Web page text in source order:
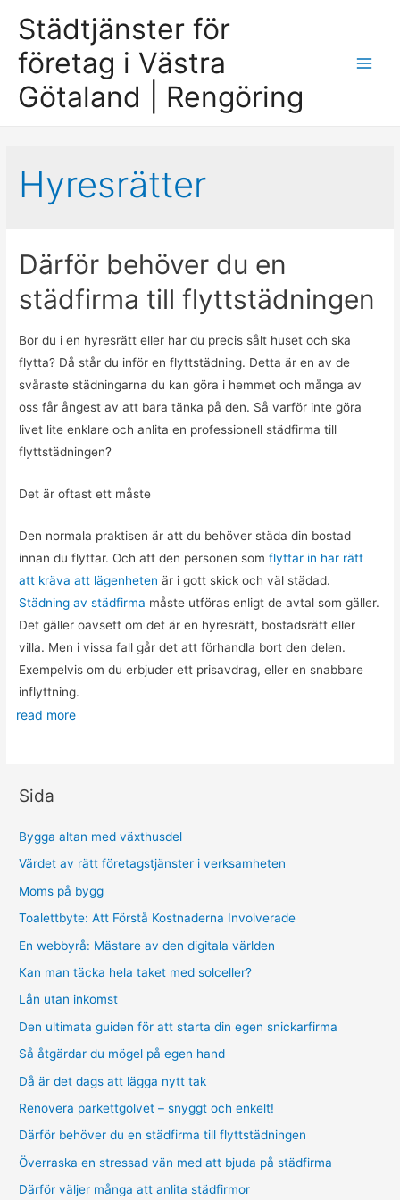
Städtjänster för
företag i Västra
Götaland | Rengöring
Hyresrätter
Därför behöver du en
städfirma till flyttstädningen
Bor du i en hyresrätt eller har du precis sålt huset och ska
flytta? Då står du inför en flyttstädning. Detta är en av de
svåraste städningarna du kan göra i hemmet och många av
oss får ångest av att bara tänka på den. Så varför inte göra
livet lite enklare och anlita en professionell städfirma till
flyttstädningen?
Det är oftast ett måste
Den normala praktisen är att du behöver städa din bostad
innan du flyttar. Och att den personen somflyttar in har rätt
att kräva att lägenheten är i gott skick och väl städad.
Städning av städfirma måste utföras enligt de avtal som gäller.
Det gäller oavsett om det är en hyresrätt, bostadsrätt eller
villa. Men i vissa fall går det att förhandla bort den delen.
Exempelvis om du erbjuder ett prisavdrag, eller en snabbare
inflyttning.
read more
Sida
Bygga altan med växthusdel
Värdet av rätt företagstjänster i verksamheten
Moms på bygg
Toalettbyte: Att Förstå Kostnaderna Involverade
En webbyrå: Mästare av den digitala världen
Kan man täcka hela taket med solceller?
Lån utan inkomst
Den ultimata guiden för att starta din egen snickarfirma
Så åtgärdar du mögel på egen hand
Då är det dags att lägga nytt tak
Renovera parkettgolvet – snyggt och enkelt!
Därför behöver du en städfirma till flyttstädningen
Överraska en stressad vän med att bjuda på städfirma
Därför väljer många att anlita städfirmor